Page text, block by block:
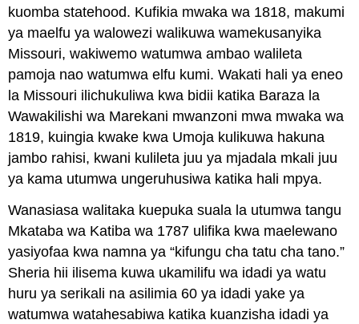
kuomba statehood. Kufikia mwaka wa 1818, makumi
ya maelfu ya walowezi walikuwa wamekusanyika
Missouri, wakiwemo watumwa ambao walileta
pamoja nao watumwa elfu kumi. Wakati hali ya eneo
la Missouri ilichukuliwa kwa bidii katika Baraza la
Wawakilishi wa Marekani mwanzoni mwa mwaka wa
1819, kuingia kwake kwa Umoja kulikuwa hakuna
jambo rahisi, kwani kulileta juu ya mjadala mkali juu
ya kama utumwa ungeruhusiwa katika hali mpya.
Wanasiasa walitaka kuepuka suala la utumwa tangu
Mkataba wa Katiba wa 1787 ulifika kwa maelewano
yasiyofaa kwa namna ya “kifungu cha tatu cha tano.”
Sheria hii ilisema kuwa ukamilifu wa idadi ya watu
huru ya serikali na asilimia 60 ya idadi yake ya
watumwa watahesabiwa katika kuanzisha idadi ya